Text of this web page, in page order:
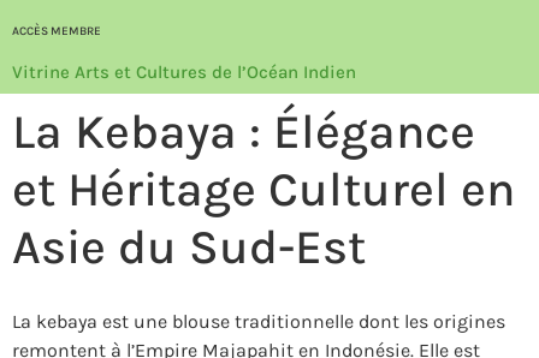
ACCÈS MEMBRE
Vitrine Arts et Cultures de l’Océan Indien
La Kebaya : Élégance
et Héritage Culturel en
Asie du Sud-Est
La kebaya est une blouse traditionnelle dont les origines
remontent à l’Empire Majapahit en Indonésie. Elle est